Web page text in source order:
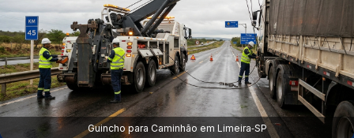
Guincho para Caminhão em Limeira‑SP